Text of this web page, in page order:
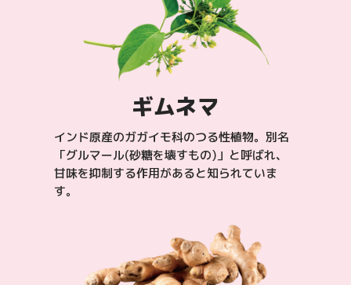
ギムネマ
インド原産のガガイモ科のつる性植物。別名
「グルマール(砂糖を壊すもの)」と呼ばれ、
甘味を抑制する作用があると知られていま
す。